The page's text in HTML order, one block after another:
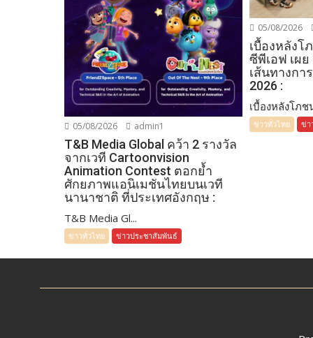
05/08/2026 admin1
T&B Media Global คว้า 2 รางวัล
จากเวที Cartoonvision
Animation Contest ตอกย้ำ
ศักยภาพแอนิเมชันไทยบนเวที
นานาชาติ ที่ประเทศอังกฤษ :
T&B Media Gl...
ข่าวทั่วไทย ข่าวประชาสัมพันธ์
05/08/2026
เบื้องหลังโ
ซีพีเอฟ เผ
เส้นทางกา
2026 :
เบื้องหลังโภช
ข่าวทั่วไทย ข่า